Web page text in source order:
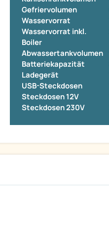
Gefriervolumen
Wasservorrat
Wasservorrat inkl.
Boiler
Abwassertankvolumen
Batteriekapazität
Ladegerät
USB-Steckdosen
Steckdosen 12V
Steckdosen 230V